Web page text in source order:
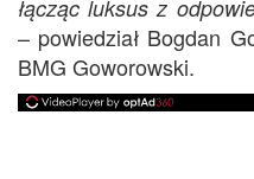
łącząc luksus z
– powiedział Bogdan
BMG Goworowski.